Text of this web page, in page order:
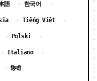
語 · 한국어 ·
· Tiếng Việt ·
· Polski ·
· Italiano ·
· हिन्दी